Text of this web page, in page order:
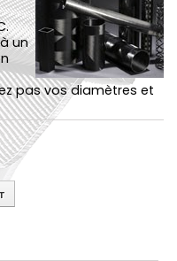
un
pas vos diamètres et